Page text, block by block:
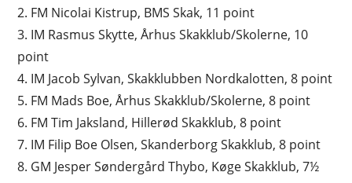
2. FM Nicolai Kistrup, BMS Skak, 11 point
3. IM Rasmus Skytte, Århus Skakklub/Skolerne, 10
point
4. IM Jacob Sylvan, Skakklubben Nordkalotten, 8 point
5. FM Mads Boe, Århus Skakklub/Skolerne, 8 point
6. FM Tim Jaksland, Hillerød Skakklub, 8 point
7. IM Filip Boe Olsen, Skanderborg Skakklub, 8 point
8. GM Jesper Søndergård Thybo, Køge Skakklub, 7½